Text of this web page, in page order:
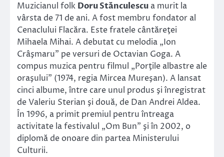
Muzicianul folk Doru Stănculescu a murit la
vârsta de 71 de ani. A fost membru fondator al
Cenaclului Flacăra. Este fratele cântăreţei
Mihaela Mihai. A debutat cu melodia „Ion
Crâşmaru” pe versuri de Octavian Goga. A
compus muzica pentru filmul „Porţile albastre ale
oraşului” (1974, regia Mircea Mureşan). A lansat
cinci albume, între care unul produs şi înregistrat
de Valeriu Sterian şi două, de Dan Andrei Aldea.
În 1996, a primit premiul pentru întreaga
activitate la festivalul „Om Bun” şi în 2002, o
diplomă de onoare din partea Ministerului
Culturii.